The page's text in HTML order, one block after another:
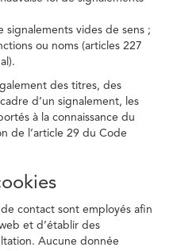
signalements vides de sens ;
ou noms (articles 227
des titres, des
d’un signalement, les
à la connaissance du
de l’article 29 du Code
contact sont employés afin
et d’établir des
Aucune donnée